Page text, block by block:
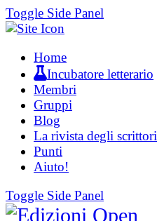
Toggle Side Panel
Home
Incubatore letterario
Membri
Gruppi
Blog
La rivista degli scrittori
Punti
Aiuto!
Toggle Side Panel